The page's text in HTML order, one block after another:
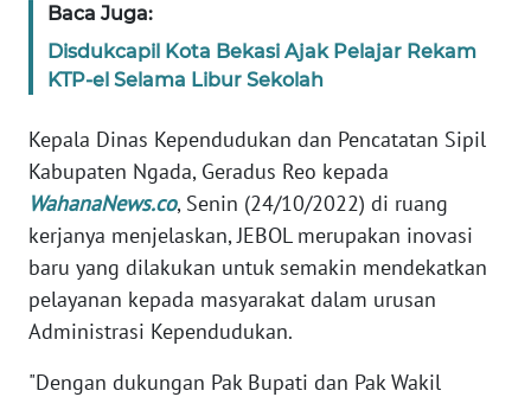
Baca Juga:
Disdukcapil Kota Bekasi Ajak Pelajar Rekam
KTP-el Selama Libur Sekolah
Kepala Dinas Kependudukan dan Pencatatan Sipil
Kabupaten Ngada, Geradus Reo kepada
WahanaNews.co, Senin (24/10/2022) di ruang
kerjanya menjelaskan, JEBOL merupakan inovasi
baru yang dilakukan untuk semakin mendekatkan
pelayanan kepada masyarakat dalam urusan
Administrasi Kependudukan.
"Dengan dukungan Pak Bupati dan Pak Wakil
KAMI
PEDOMAN
SIBER
REDAKSI
KARIR
DISCLAIMER
Wahana